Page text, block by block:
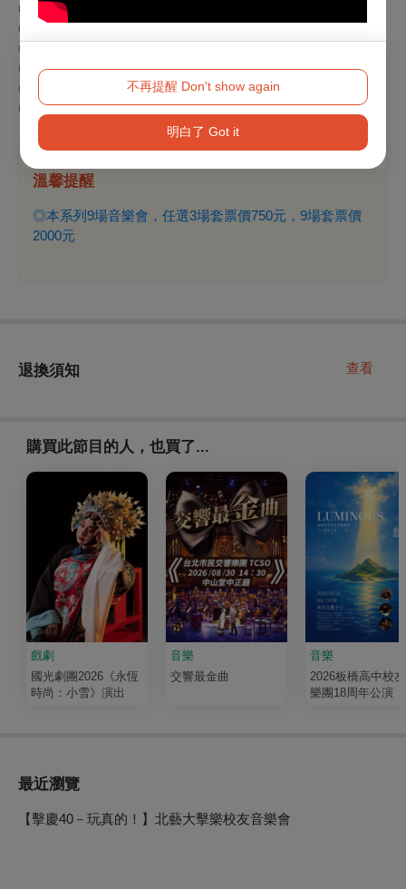
不再提醒 Don't show again
明白了 Got it
◎歌劇院-會員9折
◎衛武營-會員9折
◎團體票10張8折
◎團體票20張7折
◎團體票30張6折
◎100元優惠北藝大學生、教職員、校友(需憑證)
溫馨提醒
◎本系列9場音樂會，任選3場套票價750元，9場套票價
2000元
退換須知 查看
購買此節目的人，也買了...
戲劇
國光劇團2026《永恆
時尚：小雪》演出
音樂
交響最金曲
音樂
2026板橋高中校
樂團18周年公演
最近瀏覽
【擊慶40－玩真的！】北藝大擊樂校友音樂會